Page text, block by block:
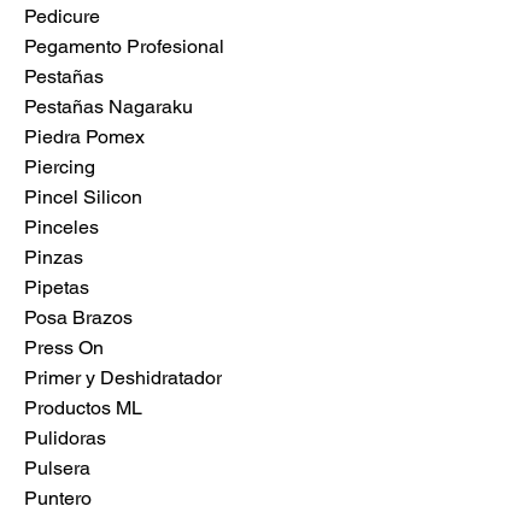
Pedicure
Pegamento Profesional
Pestañas
Pestañas Nagaraku
Piedra Pomex
Piercing
Pincel Silicon
Pinceles
Pinzas
Pipetas
Posa Brazos
Press On
Primer y Deshidratador
Productos ML
Pulidoras
Pulsera
Puntero